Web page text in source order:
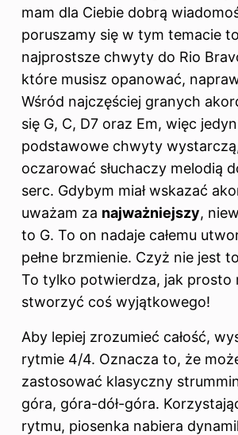
mam dla Ciebie dobrą
poruszamy się w tym temacie to
najprostsze chwyty do Rio
które musisz opanować,
Wśród najczęściej granych
się G, C, D7 oraz Em, więc
podstawowe chwyty
oczarować słuchaczy melodią
serc. Gdybym miał wskazać
uważam za najważniejszy,
to G. To on nadaje całemu
pełne brzmienie. Czyż nie jest to
To tylko potwierdza, jak prosto
stworzyć coś wyjątkowego!
Aby lepiej zrozumieć całość,
rytmie 4/4. Oznacza to, że
zastosować klasyczny
góra, góra-dół-góra.
rytmu, piosenka nabiera